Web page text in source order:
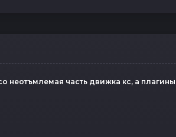
неотъмлемая часть движка кс, а